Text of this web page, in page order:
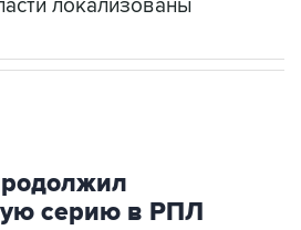
локализованы
серию в РПЛ